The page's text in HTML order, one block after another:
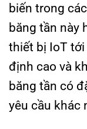
biến trong
băng tần này
thiết bị IoT tới
định cao và
băng tần có
yêu cầu khác